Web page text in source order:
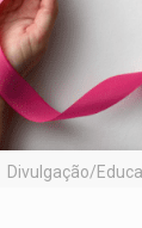
Divulgação/